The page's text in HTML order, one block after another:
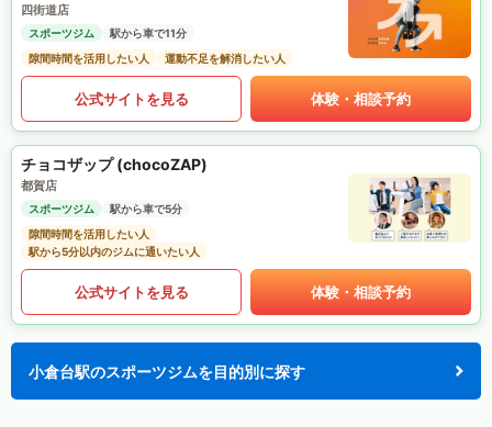
四街道店
スポーツジム
駅から車で11分
隙間時間を活用したい人
運動不足を解消したい人
公式サイトを見る 体験・相談予約
チョコザップ (chocoZAP)
都賀店
スポーツジム
駅から車で5分
隙間時間を活用したい人
駅から5分以内のジムに通いたい人
公式サイトを見る 体験・相談予約
小倉台駅のスポーツジムを目的別に探す